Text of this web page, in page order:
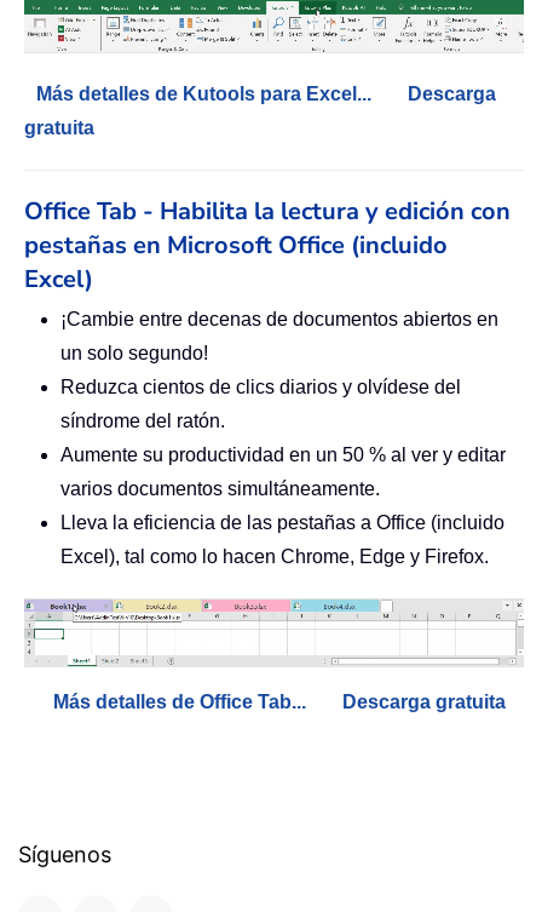
Más detalles de Kutools para Excel...
Descarga
gratuita
Office Tab - Habilita la lectura y edición con
pestañas en Microsoft Office (incluido
Excel)
¡Cambie entre decenas de documentos abiertos en
un solo segundo!
Reduzca cientos de clics diarios y olvídese del
síndrome del ratón.
Aumente su productividad en un 50 % al ver y editar
varios documentos simultáneamente.
Lleva la eficiencia de las pestañas a Office (incluido
Excel), tal como lo hacen Chrome, Edge y Firefox.
Más detalles de Office Tab... Descarga gratuita
Síguenos